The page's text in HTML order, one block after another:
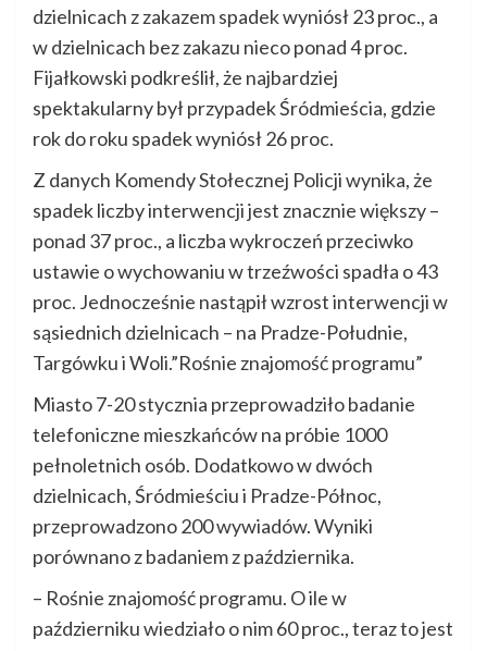
dzielnicach z zakazem spadek wyniósł 23 proc., a
w dzielnicach bez zakazu nieco ponad 4 proc.
Fijałkowski podkreślił, że najbardziej
spektakularny był przypadek Śródmieścia, gdzie
rok do roku spadek wyniósł 26 proc.
Z danych Komendy Stołecznej Policji wynika, że
spadek liczby interwencji jest znacznie większy –
ponad 37 proc., a liczba wykroczeń przeciwko
ustawie o wychowaniu w trzeźwości spadła o 43
proc. Jednocześnie nastąpił wzrost interwencji w
sąsiednich dzielnicach – na Pradze-Południe,
Targówku i Woli.”Rośnie znajomość programu”
Miasto 7-20 stycznia przeprowadziło badanie
telefoniczne mieszkańców na próbie 1000
pełnoletnich osób. Dodatkowo w dwóch
dzielnicach, Śródmieściu i Pradze-Północ,
przeprowadzono 200 wywiadów. Wyniki
porównano z badaniem z października.
– Rośnie znajomość programu. O ile w
październiku wiedziało o nim 60 proc., teraz to jest